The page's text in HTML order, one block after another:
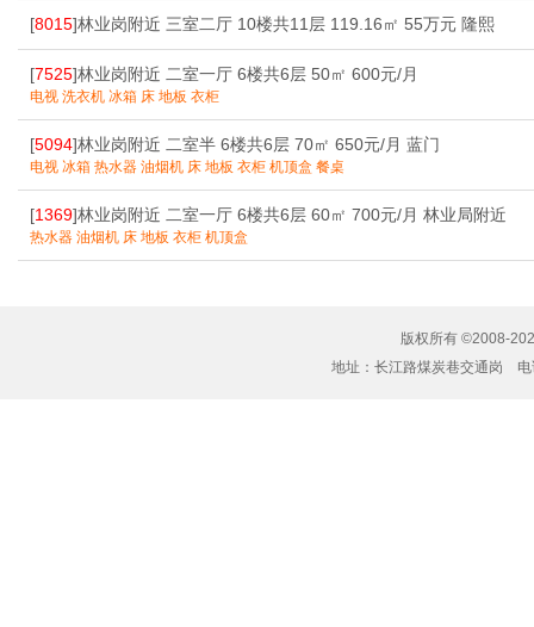
[8015]林业岗附近 三室二厅 10楼共11层 119.16㎡ 55万元 隆熙
[7525]林业岗附近 二室一厅 6楼共6层 50㎡ 600元/月
电视 洗衣机 冰箱 床 地板 衣柜
[5094]林业岗附近 二室半 6楼共6层 70㎡ 650元/月 蓝门
电视 冰箱 热水器 油烟机 床 地板 衣柜 机顶盒 餐桌
[1369]林业岗附近 二室一厅 6楼共6层 60㎡ 700元/月 林业局附近
热水器 油烟机 床 地板 衣柜 机顶盒
版权所有 ©2008-
地址：长江路煤炭巷交通岗